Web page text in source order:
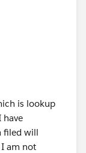
is lookup
have
filed will
I am not